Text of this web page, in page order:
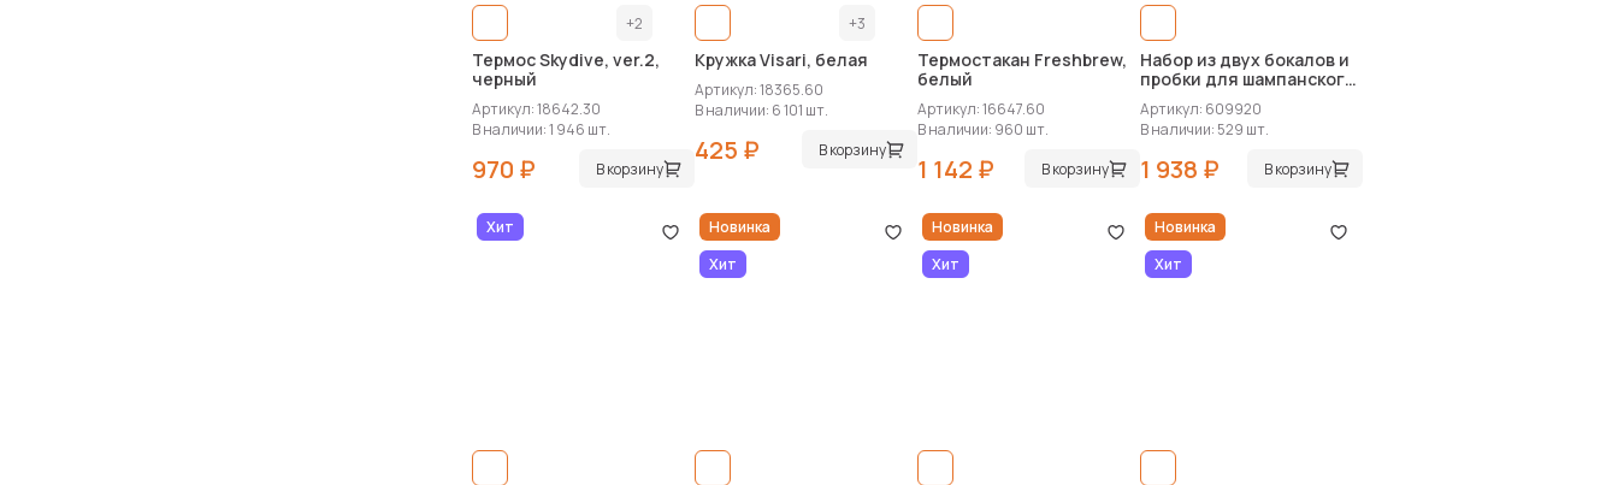
+2
Термос Skydive, ver.2,
черный
Артикул: 18642.30
В наличии: 1 946 шт.
970 ₽ В корзину
+3
Кружка Visari, белая
Артикул: 18365.60
В наличии: 6 101 шт.
425 ₽ В корзину
Термостакан Freshbrew,
белый
Артикул: 16647.60
В наличии: 960 шт.
1 142 ₽ В корзину
Набор из двух бокалов и
пробки для шампанского
«Bubbly Bliss»
Артикул: 609920
В наличии: 529 шт.
1 938 ₽ В корзину
Хит
Новинка
Хит
Новинка
Хит
Новинка
Хит